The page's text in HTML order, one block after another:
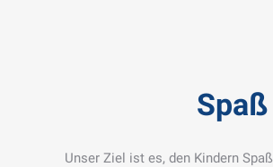
Unser Ziel ist es, den Kindern